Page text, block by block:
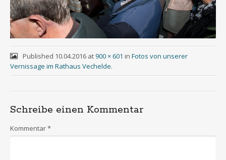
Published 10.04.2016at900 × 601 in Fotos von unserer
Vernissage im Rathaus Vechelde.
Schreibe einen Kommentar
Kommentar*